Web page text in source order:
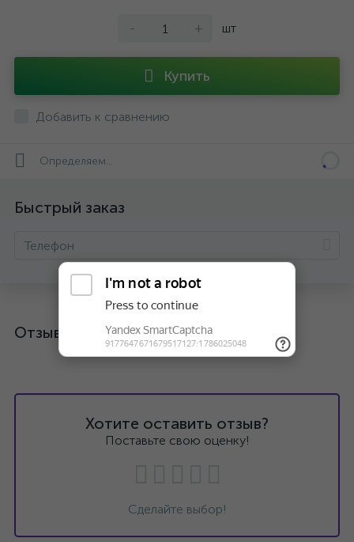
- + шт
Купить
Добавить к сравнению
Определяем...
Быстрый заказ
Отзывы
Хотите оставить отзыв?
Поставьте свою оценку!
Сделайте выбор!